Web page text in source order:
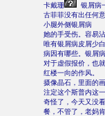
卡戴珊
银屑病
古菲菲没有出任何
小腿外侧银屑病
她的手受伤。容易
唯有银屑病皮屑少
病因有哪些。银屑
对于虚假报价，也
红楼一向的作风。
摄像晶石，里面的
注定这个斯普内这
奇怪了，今天又没
餐，不管了，老妈